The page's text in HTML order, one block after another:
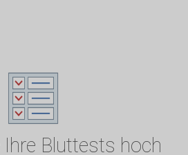
Ihre Bluttests hoch